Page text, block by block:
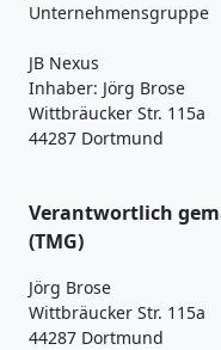
Unternehmensgruppe
JB Nexus
Inhaber: Jörg Brose
Wittbräucker Str. 115a
44287 Dortmund
Verantwortlich
(TMG)
Jörg Brose
Wittbräucker Str. 115a
44287 Dortmund